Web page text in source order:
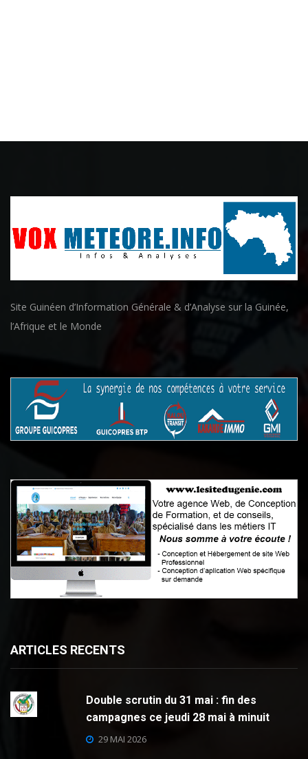
Site Guinéen d’Information Générale & d’Analyse sur la Guinée,
l’Afrique et le Monde
ARTICLES RECENTS
Double scrutin du 31 mai : fin des
campagnes ce jeudi 28 mai à minuit
29 MAI 2026